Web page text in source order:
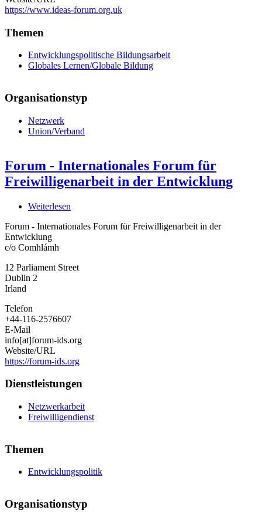
https://www.ideas-forum.org.uk
Themen
Entwicklungspolitische Bildungsarbeit
Globales Lernen/Globale Bildung
Organisationstyp
Netzwerk
Union/Verband
Forum - Internationales Forum für
Freiwilligenarbeit in der Entwicklung
Weiterlesen
-
Freiwilligenarbeit
Forum - Internationales Forum für Freiwilligenarbeit in der
Entwicklung
c/o Comhlámh
12 Parliament Street
Dublin 2
Irland
Telefon
+44-116-2576607
E-Mail
info[at]forum-ids.org
Website/URL
https://forum-ids.org
Dienstleistungen
Netzwerkarbeit
Freiwilligendienst
Themen
Entwicklungspolitik
Organisationstyp